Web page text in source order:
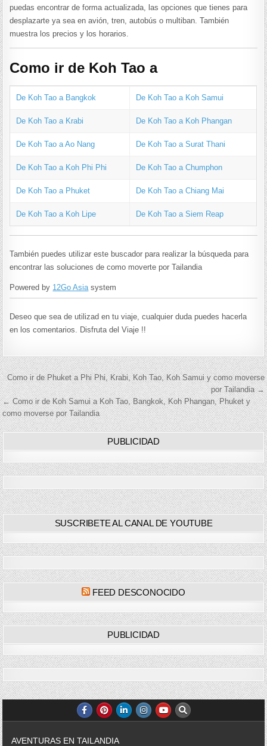
puedas encontrar de forma actualizada, las opciones que tienes para
desplazarte ya sea en avión, tren, autobús o multiban. También
muestra los precios y los horarios.
Como ir de Koh Tao a
De Koh Tao a Bangkok De Koh Tao a Koh Samui
De Koh Tao a Krabi De Koh Tao a Koh Phangan
De Koh Tao a Ao Nang De Koh Tao a Surat Thani
De Koh Tao a Koh Phi Phi De Koh Tao a Chumphon
De Koh Tao a Phuket De Koh Tao a Chiang Mai
De Koh Tao a Koh Lipe De Koh Tao a Siem Reap
También puedes utilizar este buscador para realizar la búsqueda para
encontrar las soluciones de como moverte por Tailandia
Powered by 12Go Asia system
Deseo que sea de utilizad en tu viaje, cualquier duda puedes hacerla
en los comentarios. Disfruta del Viaje !!
Navegación
de
entradas
Como ir de Phuket a Phi Phi, Krabi, Koh Tao, Koh Samui y como moverse
por Tailandia →
← Como ir de Koh Samui a Koh Tao, Bangkok, Koh Phangan, Phuket y
como moverse por Tailandia
PUBLICIDAD
SUSCRIBETE AL CANAL DE YOUTUBE
FEED DESCONOCIDO
PUBLICIDAD
AVENTURAS EN TAILANDIA